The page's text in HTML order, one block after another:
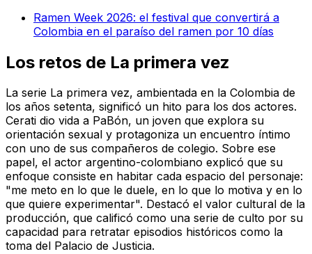
Ramen Week 2026: el festival que convertirá a
Colombia en el paraíso del ramen por 10 días
Los retos de La primera vez
La serie La primera vez, ambientada en la Colombia de
los años setenta, significó un hito para los dos actores.
Cerati dio vida a PaBón, un joven que explora su
orientación sexual y protagoniza un encuentro íntimo
con uno de sus compañeros de colegio. Sobre ese
papel, el actor argentino-colombiano explicó que su
enfoque consiste en habitar cada espacio del personaje:
"me meto en lo que le duele, en lo que lo motiva y en lo
que quiere experimentar". Destacó el valor cultural de la
producción, que calificó como una serie de culto por su
capacidad para retratar episodios históricos como la
toma del Palacio de Justicia.